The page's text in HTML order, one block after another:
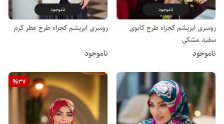
ناموجود
روسری ابریشم کجراه طرح کابوی
سفید مشکی
ناموجود
ناموجود
روسری ابریشم کجراه طرح عطر کرم
ناموجود
%37